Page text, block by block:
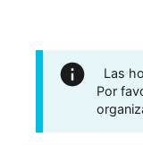
Las
Por